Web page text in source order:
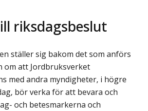
riksdagsbeslut
ställer sig bakom det som anförs
om att Jordbruksverket
med andra myndigheter, i högre
bör verka för att bevara och
och betesmarkerna och